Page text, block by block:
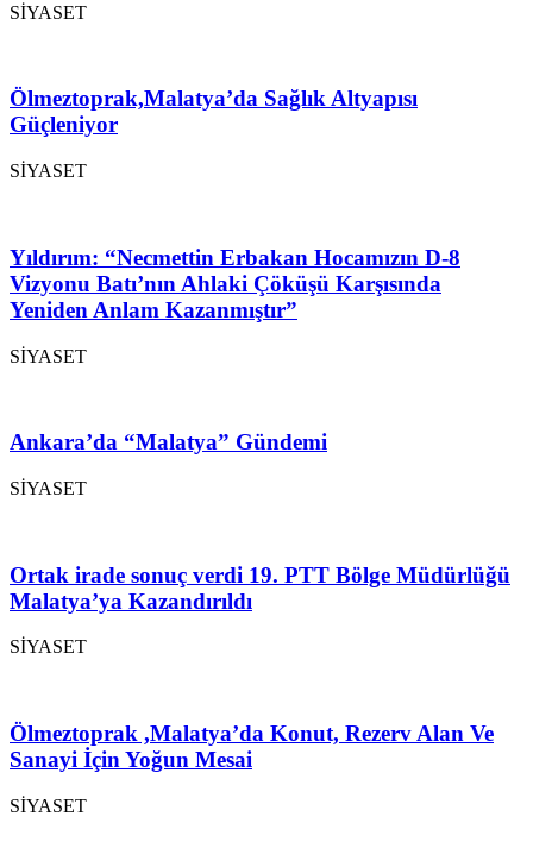
SİYASET
Ölmeztoprak,Malatya’da Sağlık Altyapısı
Güçleniyor
SİYASET
Yıldırım: “Necmettin Erbakan Hocamızın D-8
Vizyonu Batı’nın Ahlaki Çöküşü Karşısında
Yeniden Anlam Kazanmıştır”
SİYASET
Ankara’da “Malatya” Gündemi
SİYASET
Ortak irade sonuç verdi 19. PTT Bölge Müdürlüğü
Malatya’ya Kazandırıldı
SİYASET
Ölmeztoprak ,Malatya’da Konut, Rezerv Alan Ve
Sanayi İçin Yoğun Mesai
SİYASET